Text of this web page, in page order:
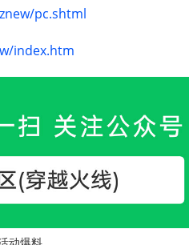
pc.shtml
index.htm